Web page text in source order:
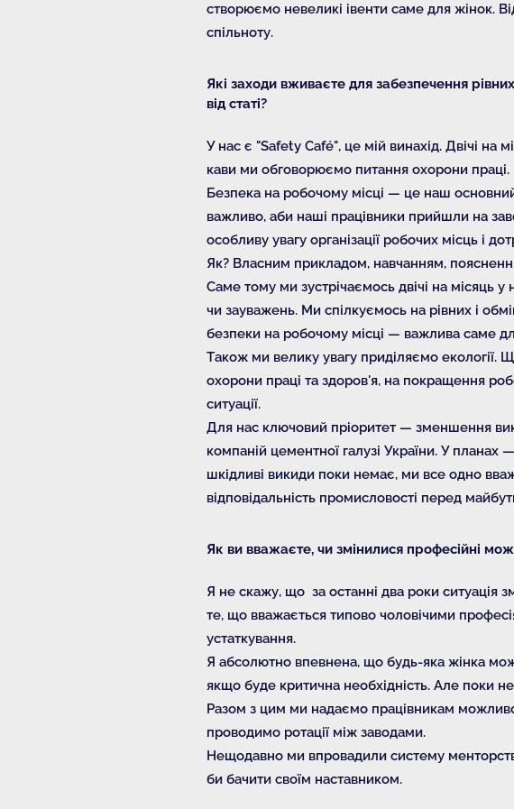
створюємо невеликі івенти саме для жінок.
спільноту.
Які заходи вживаєте для забезпечення
від статі?
У нас є "Safety Café", це мій винахід. Двічі на
кави ми обговорюємо питання охорони праці.
Безпека на робочому місці — це наш
важливо, аби наші працівники прийшли на
особливу увагу організації робочих місць і
Як? Власним прикладом, навчанням,
Саме тому ми зустрічаємось двічі на місяць
чи зауважень. Ми спілкуємось на рівних і
безпеки на робочому місці — важлива саме
Також ми велику увагу приділяємо екології.
охорони праці та здоров'я, на покращення
ситуації.
Для нас ключовий пріоритет — зменшення
компаній цементної галузі України. У планах
шкідливі викиди поки немає, ми все одно
відповідальність промисловості перед
Як ви вважаєте, чи змінилися професійні
Я не скажу, що за останні два роки ситуація
те, що вважається типово чоловічими
устаткування.
Я абсолютно впевнена, що будь-яка жінка
якщо буде критична необхідність. Але поки
Разом з цим ми надаємо працівникам
проводимо ротації між заводами.
Нещодавно ми впровадили систему
би бачити своїм наставником.